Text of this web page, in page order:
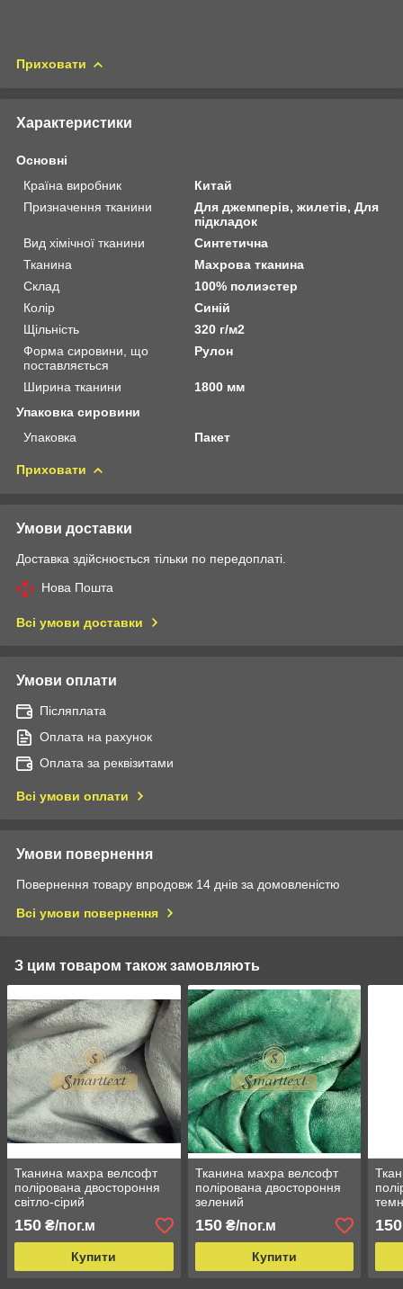
Приховати
Характеристики
Основні
Країна виробник
Китай
Призначення тканини
Для джемперів, жилетів, Для
підкладок
Вид хімічної тканини
Синтетична
Тканина
Махрова тканина
Склад
100% полиэстер
Колір
Синій
Щільність
320 г/м2
Форма сировини, що
поставляється
Рулон
Ширина тканини
1800 мм
Упаковка сировини
Упаковка
Пакет
Приховати
Умови доставки
Доставка здійснюється тільки по передоплаті.
Нова Пошта
Всі умови доставки
Умови оплати
Післяплата
Оплата на рахунок
Оплата за реквізитами
Всі умови оплати
Умови повернення
Повернення товару впродовж 14 днів за домовленістю
Всі умови повернення
З цим товаром також замовляють
Тканина махра велсофт
полірована двостороння
світло-сірий
150 ₴/пог.м
Купити
Тканина махра велсофт
полірована двостороння
зелений
150₴/пог.м
Купити
150